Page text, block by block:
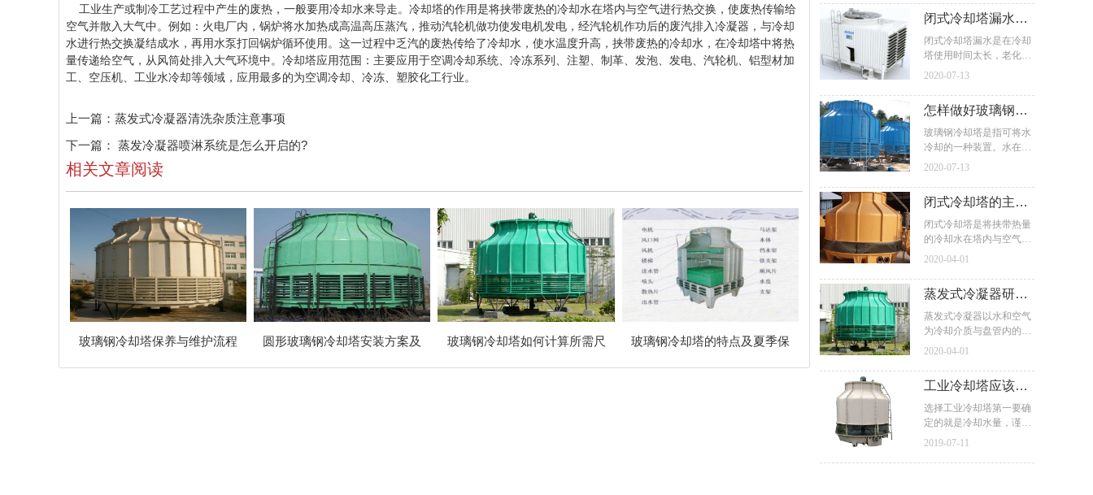
用过程中经常会遇到这样
或那样的问题，河北华盛
节能设备有限公司作为专
业的玻璃钢冷却塔、闭式
就玻璃钢冷却塔的主要部
件之一
闭式冷却塔漏水原
因及堵漏方法
闭式冷却塔漏水是在冷却
塔使用时间太长，老化之
后常常出现的故障，也有
塔发生漏水现象，那是因
为在制造过程中出现了偏
差导致漏水。河北华盛节
能设备公司根据多年的经
的原因及防治措施如下：
2020-07-13
怎样做好玻璃钢冷
却塔日常维护工作
玻璃钢冷却塔是指可将水
冷却的一种装置。水在其
与流过的空气进行热交
降。冷却塔的日常管理工
作极为重要，它对设备经
济性,安全性和延长使用寿
命有着直接影响。因此必
管工作，以不断提高设备
的性能
2020-07-13
闭式冷却塔的主要
应用范围及各种优
势
闭式冷却塔是将挟带热量
的冷却水在塔内与空气进
行换热，使热量传输给空
水和空气的换热方式之一
是，流过水表面的空气与
水直接接触，通过接触传
热和蒸发散热，把水中的
方式冷却的称为湿式冷却
塔。湿式冷却塔的换热效
率高，水被冷却的极限温
2020-04-01
蒸发式冷凝器研发
问题及主要优点有
哪些
蒸发式冷凝器以水和空气
为冷却介质与盘管内的高
温气态制冷剂进行热交换,
态。冷凝温度在湿球设计
温度8.3℃以内是非常实际
和经济的，其结果是压缩
机功率比其它的冷凝器系
并且比风冷式冷凝器系统
节省30%的功耗。
2020-04-01
工业冷却塔应该如
何正确选型及其加
强处理
选择工业冷却塔第一要确
定的就是冷却水量，谨记
选塔的时候将算出的冷却
在相同荷载下，工业玻璃
2019-07-11
工业生产或制冷工艺过程中产生的废热，一般要用冷却水来导走。冷却塔的作用是将挟带废热的冷却水在塔内与空气进行热交换，使废热传输给
空气并散入大气中。例如：火电厂内，锅炉将水加热成高温高压蒸汽，推动汽轮机做功使发电机发电，经汽轮机作功后的废汽排入冷凝器，与冷却
水进行热交换凝结成水，再用水泵打回锅炉循环使用。这一过程中乏汽的废热传给了冷却水，使水温度升高，挟带废热的冷却水，在冷却塔中将热
量传递给空气，从风筒处排入大气环境中。冷却塔应用范围：主要应用于空调冷却系统、冷冻系列、注塑、制革、发泡、发电、汽轮机、铝型材加
工、空压机、工业水冷却等领域，应用最多的为空调冷却、冷冻、塑胶化工行业。
上一篇： 蒸发式冷凝器清洗杂质注意事项
下一篇： 蒸发冷凝器喷淋系统是怎么开启的?
相关文章阅读
玻璃钢冷却塔保养与维护流程 圆形玻璃钢冷却塔安装方案及 玻璃钢冷却塔如何计算所需尺 玻璃钢冷却塔的特点及夏季保